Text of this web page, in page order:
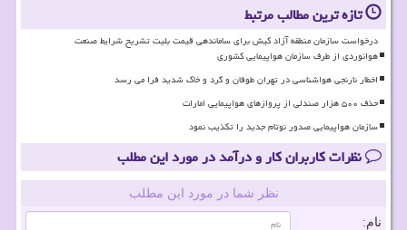
تازه ترین مطالب مرتبط
درخواست سازمان منطقه آزاد کیش برای ساماندهی قیمت بلیت تشریح شرایط صنعت
هوانوردی از طرف سازمان هواپیمایی کشوری
اخطار نارنجی هواشناسی در تهران طوفان و گرد و خاک شدید فرا می رسد
حذف ۵۰۰ هزار صندلی از پروازهای هواپیمایی امارات
سازمان هواپیمایی صدور نوتام جدید را تکذیب نمود
نظرات کاربران کار و درآمد در مورد این مطلب
نظر شما در مورد این مطلب
نام: